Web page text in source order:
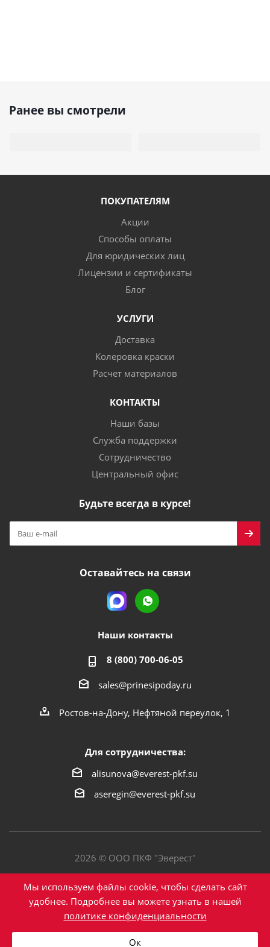
Ранее вы смотрели
ПОКУПАТЕЛЯМ
Акции
Способы оплаты
Для юридических лиц
Лицензии и сертификаты
Блог
УСЛУГИ
Доставка
Колеровка краски
Расчет материалов
КОНТАКТЫ
Наши базы
Служба поддержки
Сотрудничество
Центральный офис
Будьте всегда в курсе!
Оставайтесь на связи
Наши контакты
8 (800) 700-06-05
sales@prinesipoday.ru
Ростов-на-Дону, Нефтяной переулок, 1
Для сотрудничества:
alisunova@everest-pkf.su
aseregin@everest-pkf.su
2026 © ООО ПКФ "Эверест"
Политика конфиденциальности
Мы используем файлы cookie, чтобы сделать сайт
удобнее. Подробнее вы можете узнать в нашей
политике конфиденциальности
Ок